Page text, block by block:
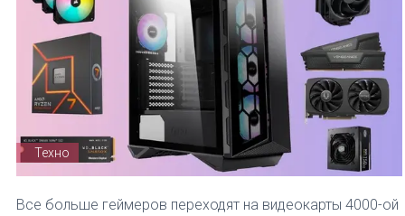
Техно
Все больше геймеров переходят на видеокарты 4000-ой